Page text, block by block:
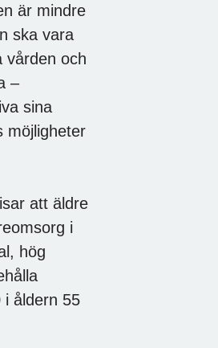
är mindre
ska vara
vården och
–
sina
möjligheter
att äldre
i
hög
i åldern 55